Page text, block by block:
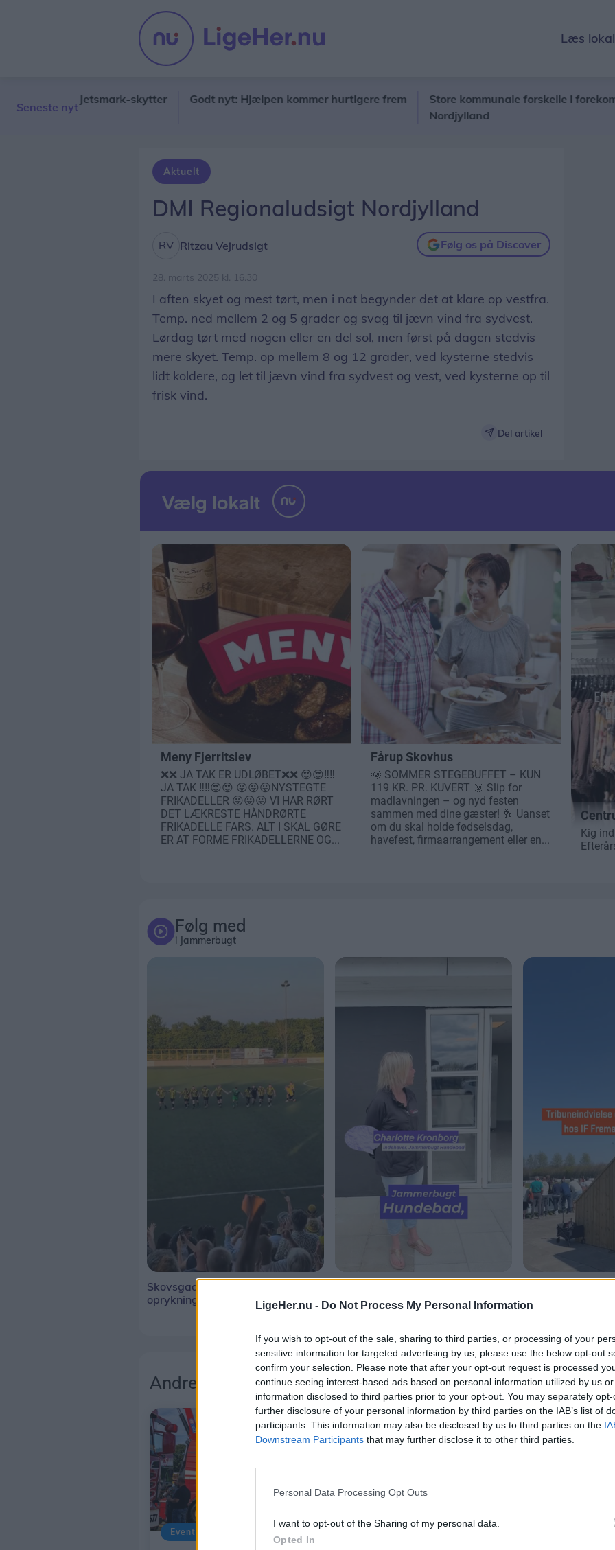
LigeHer.nu - Do Not Process My Personal Information
If you wish to opt-out of the sale, sharing to third parties, or processing of your
sensitive information for targeted advertising by us, please use the below opt-out
confirm your selection. Please note that after your opt-out request is processed
continue seeing interest-based ads based on personal information utilized by us
information disclosed to third parties prior to your opt-out. You may separately
further disclosure of your personal information by third parties on the IAB’s list of
participants. This information may also be disclosed by us to third parties on the
Downstream Participants that may further disclose it to other third parties.
Personal Data Processing Opt Outs
I want to opt-out of the Sharing of my personal data.
Opted In
Læs
Seneste nyt
til Jetsmark-skytter Godt nyt: Hjælpen kommer hurtigere frem
Store kommunale forskelle i forekomsten
Nordjylland
Aktuelt
DMI Regionaludsigt Nordjylland
Ritzau Vejrudsigt Følg os på Discover
28. marts 2025 kl. 16.30
I aften skyet og mest tørt, men i nat begynder det at klare op vestfra.
Temp. ned mellem 2 og 5 grader og svag til jævn vind fra sydvest.
Lørdag tørt med nogen eller en del sol, men først på dagen stedvis
mere skyet. Temp. op mellem 8 og 12 grader, ved kysterne stedvis
lidt koldere, og let til jævn vind fra sydvest og vest, ved kysterne op til
frisk vind.
Del artikel
Følg med
i Jammerbugt
Skovsgaard sikrer historisk
oprykning
Karen har fået en god idé
Andre læser også
Events Aktuelt